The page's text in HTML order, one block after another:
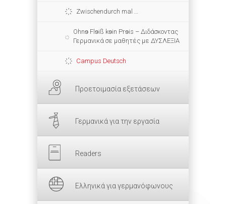
Zwischendurch mal …
Ohnɘ Flɘiß kɘin Prɘis – Διδάσκοντας
Γερμανικά σε μαθητές με ΔΥΣΛΕΞΙΑ
Campus Deutsch
Προετοιμασία εξετάσεων
Γερμανικά για την εργασία
Readers
Ελληνικά για γερμανόφωνους